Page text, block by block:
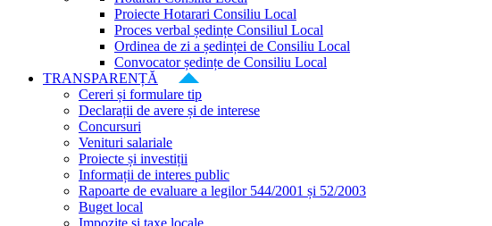
Proiecte Hotarari Consiliu Local
Proces verbal ședințe Consiliul Local
Ordinea de zi a ședinței de Consiliu Local
Convocator ședințe de Consiliu Local
TRANSPARENȚĂ
Cereri și formulare tip
Declarații de avere și de interese
Concursuri
Venituri salariale
Proiecte și investiții
Informații de interes public
Rapoarte de evaluare a legilor 544/2001 și 52/2003
Buget local
Impozite si taxe locale